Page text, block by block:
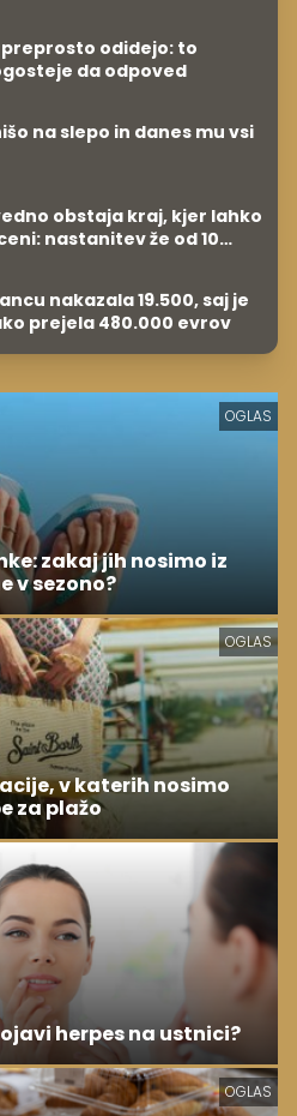
odidejo: to
da odpoved
na slepo in danes mu vsi
obstaja kraj, kjer lahko
nastanitev že od 10
nakazala 19.500, saj je
prejela 480.000 evrov
OGLAS
zakaj jih nosimo iz
v sezono?
OGLAS
v katerih nosimo
za plažo
herpes na ustnici?
OGLAS